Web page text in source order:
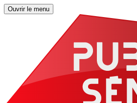
Ouvrir le menu